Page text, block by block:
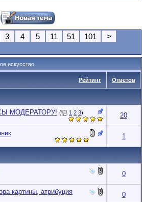
3 4 5 11 51 101
>
искусство
Рейтинг Ответов
МОДЕРАТОРУ! ( 1 2 3)
20
1
0
картины, атрибуция 0